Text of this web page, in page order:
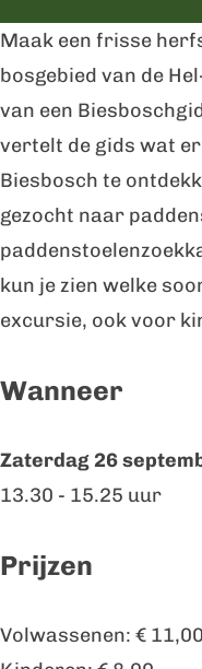
x
c
u
r
s
i
e
t
e
x
c
u
r
s
i
e
s
t
e
x
c
u
r
s
i
x
c
u
r
s
i
e
f
s
t
e
x
c
u
r
s
Maak een frisse
bosgebied van de
van een
vertelt de gids wat
Biesbosch te
gezocht naar
kun je zien welke
excursie, ook voor
Wanneer
Zaterdag 26
13.30 - 15.25 uur
Prijzen
Volwassenen: € 11,00